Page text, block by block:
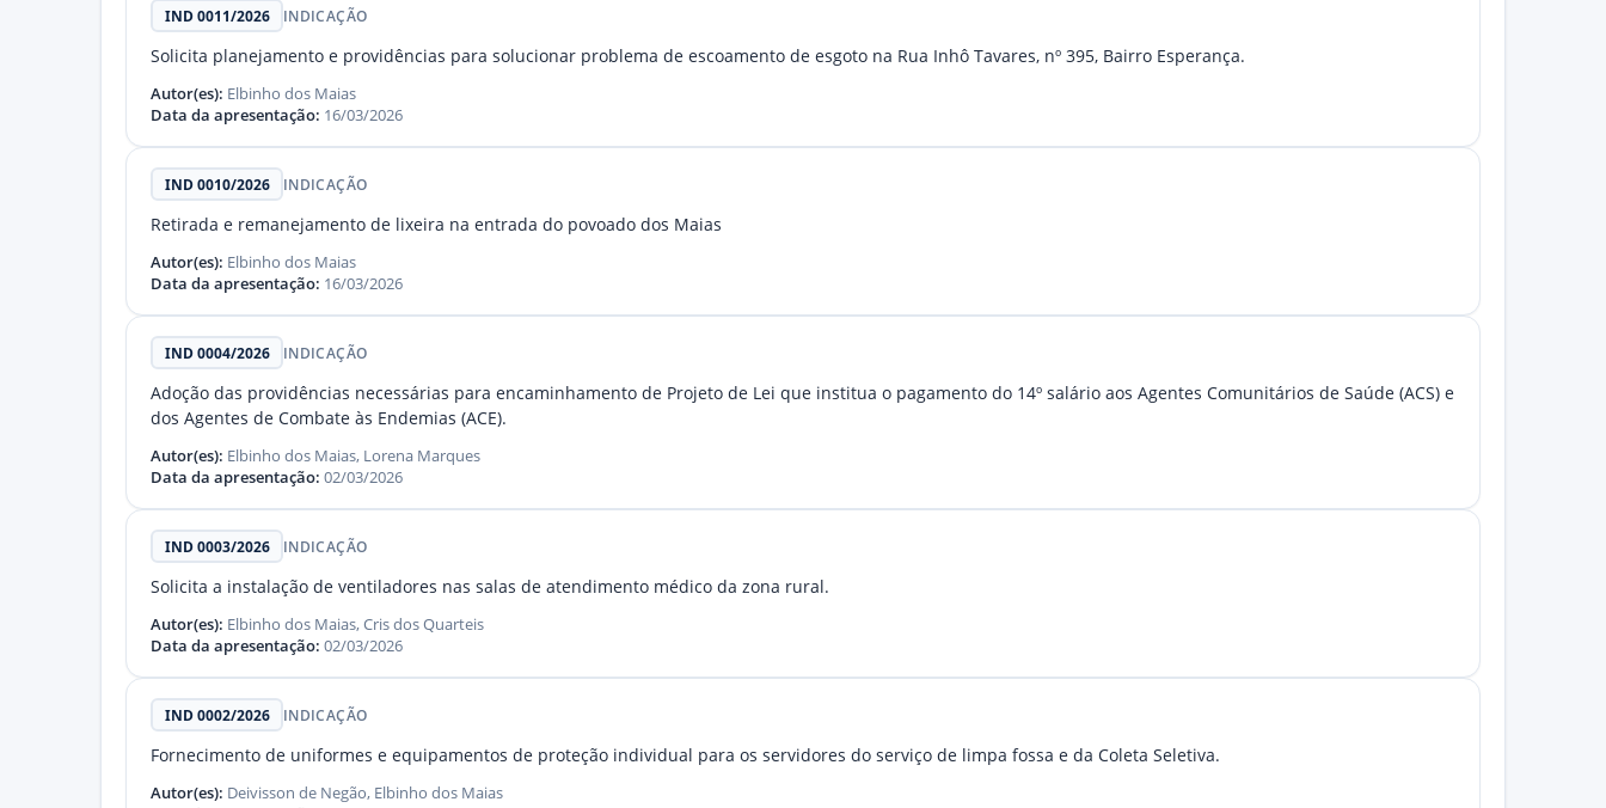
IND 0011/2026 INDICAÇÃO
Solicita planejamento e providências para solucionar problema de escoamento de esgoto na Rua Inhô Tavares, nº 395, Bairro Esperança.
Autor(es): Elbinho dos Maias
Data da apresentação: 16/03/2026
IND 0010/2026 INDICAÇÃO
Retirada e remanejamento de lixeira na entrada do povoado dos Maias
Autor(es): Elbinho dos Maias
Data da apresentação: 16/03/2026
IND 0004/2026 INDICAÇÃO
Adoção das providências necessárias para encaminhamento de Projeto de Lei que institua o pagamento do 14º salário aos Agentes Comunitários de Saúde (ACS) e
dos Agentes de Combate às Endemias (ACE).
Autor(es): Elbinho dos Maias, Lorena Marques
Data da apresentação: 02/03/2026
IND 0003/2026 INDICAÇÃO
Solicita a instalação de ventiladores nas salas de atendimento médico da zona rural.
Autor(es): Elbinho dos Maias, Cris dos Quarteis
Data da apresentação: 02/03/2026
IND 0002/2026 INDICAÇÃO
Fornecimento de uniformes e equipamentos de proteção individual para os servidores do serviço de limpa fossa e da Coleta Seletiva.
Autor(es): Deivisson de Negão, Elbinho dos Maias